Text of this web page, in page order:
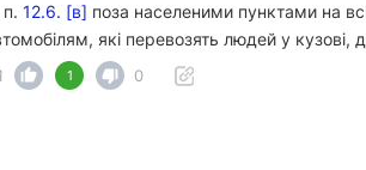
п. 12.6. [в] поза населеними пунктами на
які перевозять людей у кузові,
1 0